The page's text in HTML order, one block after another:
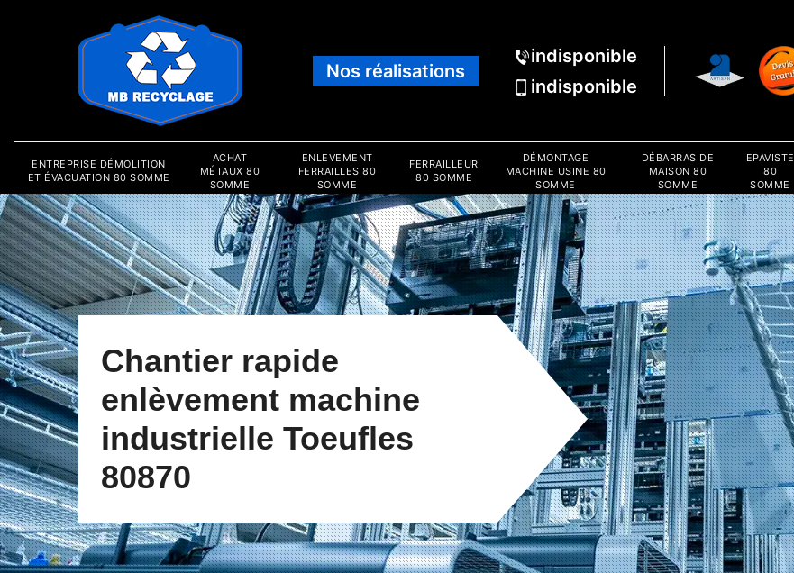
Nos réalisations
indisponible
indisponible
ENTREPRISE DÉMOLITION
ET ÉVACUATION 80 SOMME
ACHAT
MÉTAUX 80
SOMME
ENLEVEMENT
FERRAILLES 80
SOMME
FERRAILLEUR
80 SOMME
DÉMONTAGE
MACHINE USINE 80
SOMME
DÉBARRAS DE
MAISON 80
SOMME
EPAVISTE
80
SOMME
Chantier rapide
enlèvement machine
industrielle Toeufles
80870